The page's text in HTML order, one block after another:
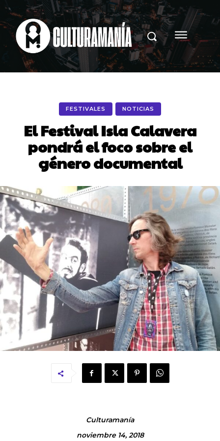
FESTIVALES NOTICIAS
El Festival Isla Calavera
pondrá el foco sobre el
género documental
Culturamanía
noviembre 14, 2018